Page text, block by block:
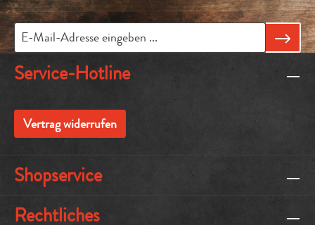
Service-Hotline
Vertrag widerrufen
Shopservice
Rechtliches